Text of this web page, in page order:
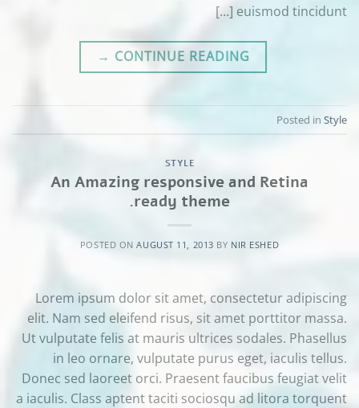
euismod tincidunt […]
CONTINUE READING
→
Posted in Style
STYLE
An Amazing responsive and Retina
ready theme.
POSTED ONAUGUST 11, 2013 BY NIR ESHED
Lorem ipsum dolor sit amet, consectetur adipiscing
elit. Nam sed eleifend risus, sit amet porttitor massa.
Ut vulputate felis at mauris ultrices sodales. Phasellus
in leo ornare, vulputate purus eget, iaculis tellus.
Donec sed laoreet orci. Praesent faucibus feugiat velit
a iaculis. Class aptent taciti sociosqu ad litora torquent